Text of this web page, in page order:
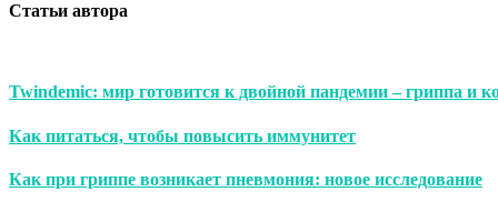
Статьи автора
Twindemic: мир готовится к двойной пандемии – гриппа и
Как питаться, чтобы повысить иммунитет
Как при гриппе возникает пневмония: новое исследование